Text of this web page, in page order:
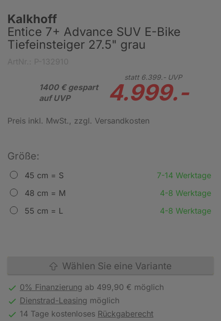
Kalkhoff
Entice 7+ Advance SUV E-Bike
Tiefeinsteiger 27.5" grau
1400 € gespart
auf UVP
statt 6.399.-UVP
4.999.-
Preis inkl. MwSt. , zzgl. Versandkosten
Größe:
45 cm = S
7-14 Werktage
48 cm = M
4-8 Werktage
55 cm = L
4-8 Werktage
Wählen Sie eine Variante
0% Finanzierung ab 499,90 € möglich
Dienstrad-Leasing möglich
14 Tage kostenloses Rückgaberecht